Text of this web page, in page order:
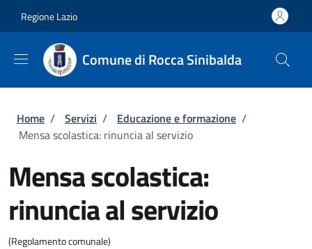
Regione Lazio
Comune di Rocca Sinibalda
Briciole di pane
Home / Servizi / Educazione e formazione /
Mensa scolastica: rinuncia al servizio
Mensa scolastica:
rinuncia al servizio
(Regolamento comunale)